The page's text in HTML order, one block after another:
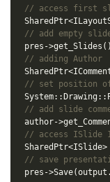
// access first
SharedPtr<
// add empty
pres ->get_Slides ()
// adding Author
SharedPtr<
// set position of
System:: Drawing ::
// add slide
author->
// access ISlide
SharedPtr<ISlide>
// save
pres ->Save(output .